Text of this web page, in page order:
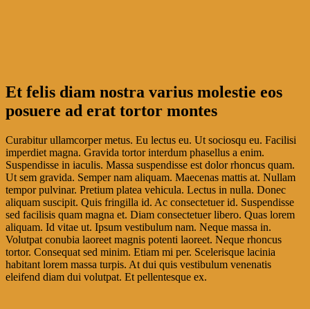
Et felis diam nostra varius molestie eos
posuere ad erat tortor montes
Curabitur ullamcorper metus. Eu lectus eu. Ut sociosqu eu. Facilisi
imperdiet magna. Gravida tortor interdum phasellus a enim.
Suspendisse in iaculis. Massa suspendisse est dolor rhoncus quam.
Ut sem gravida. Semper nam aliquam. Maecenas mattis at. Nullam
tempor pulvinar. Pretium platea vehicula. Lectus in nulla. Donec
aliquam suscipit. Quis fringilla id. Ac consectetuer id. Suspendisse
sed facilisis quam magna et. Diam consectetuer libero. Quas lorem
aliquam. Id vitae ut. Ipsum vestibulum nam. Neque massa in.
Volutpat conubia laoreet magnis potenti laoreet. Neque rhoncus
tortor. Consequat sed minim. Etiam mi per. Scelerisque lacinia
habitant lorem massa turpis. At dui quis vestibulum venenatis
eleifend diam dui volutpat. Et pellentesque ex.